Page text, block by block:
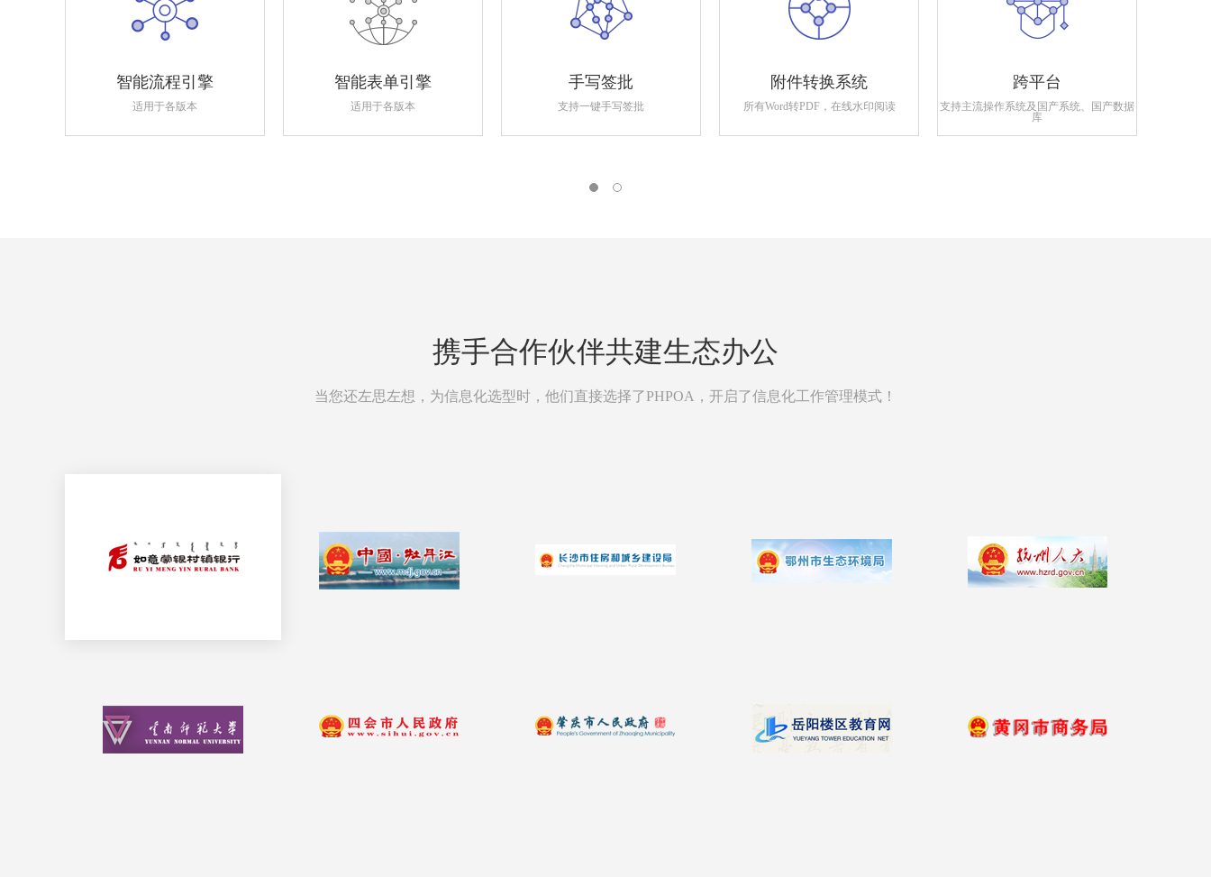
智能流程引擎
适用于各版本
智能表单引擎
适用于各版本
手写签批
支持一键手写签批
附件转换系统
所有Word转PDF，在线水印阅读
跨平台
支持主流操作系统及国产系统、国产数据
库
携手合作伙伴共建生态办公
当您还左思左想，为信息化选型时，他们直接选择了PHPOA，开启了信息化工作管理模式！